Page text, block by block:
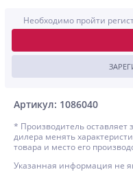
Артикул: 1086040
Необходимо пройти
* Производитель оставляет
дилера менять
товара и место его
Указанная информация не